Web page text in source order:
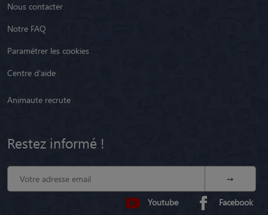
Nous contacter
Notre FAQ
Paramétrer les cookies
Centre d'aide
Animaute recrute
Restez informé !
Youtube Facebook